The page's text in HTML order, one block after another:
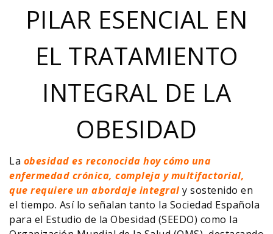
PILAR ESENCIAL EN
EL TRATAMIENTO
INTEGRAL DE LA
OBESIDAD
La obesidad es reconocida hoy cómo una
enfermedad crónica, compleja y multifactorial,
que requiere un abordaje integraly sostenido en
el tiempo. Así lo señalan tanto la Sociedad Española
para el Estudio de la Obesidad (SEEDO) como la